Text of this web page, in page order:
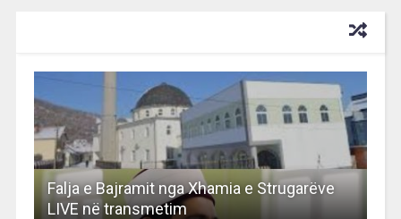
Falja e Bajramit nga Xhamia e Strugarëve
LIVE në transmetim